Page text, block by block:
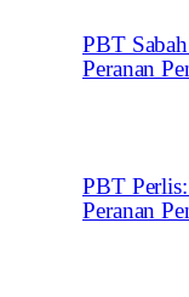
PBT
Peranan
PBT
Peranan